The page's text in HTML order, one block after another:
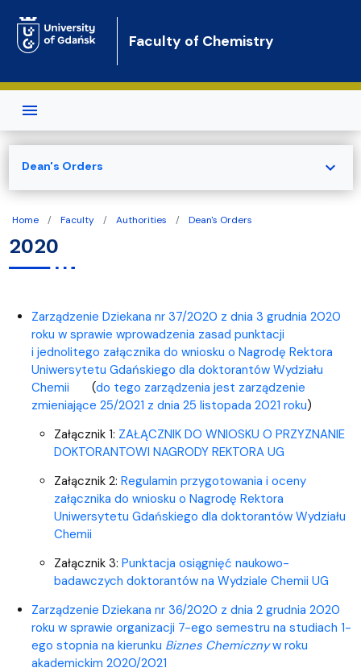
Faculty of Chemistry
Home Faculty Authorities Dean's Orders
2020
Zarządzenie Dziekana nr 37/2020 z dnia 3 grudnia 2020
roku w sprawie wprowadzenia zasad punktacji
i jednolitego załącznika do wniosku o Nagrodę Rektora
Uniwersytetu Gdańskiego dla doktorantów Wydziału
Chemii (do tego zarządzenia jest zarządzenie
zmieniające 25/2021 z dnia 25 listopada 2021 roku)
Załącznik 1: ZAŁĄCZNIK DO WNIOSKU O PRZYZNANIE
DOKTORANTOWI NAGRODY REKTORA UG
Załącznik 2: Regulamin przygotowania i oceny
załącznika do wniosku o Nagrodę Rektora
Uniwersytetu Gdańskiego dla doktorantów Wydziału
Chemii
Załącznik 3: Punktacja osiągnięć naukowo-
badawczych doktorantów na Wydziale Chemii UG
Zarządzenie Dziekana nr 36/2020 z dnia 2 grudnia 2020
roku w sprawie organizacji 7-ego semestru na studiach 1-
ego stopnia na kierunku Biznes Chemicznyw roku
akademickim 2020/2021
Dean's Orders expand_more